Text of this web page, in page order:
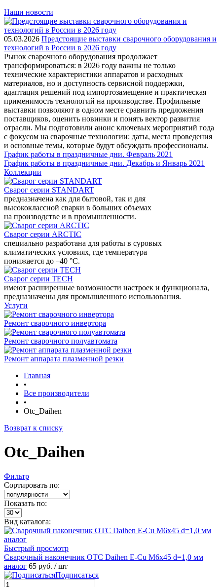
Наши новости
05.03.2026 Предстоящие выставки сварочного оборудования и
технологий в России в 2026 году
Рынок сварочного оборудования продолжает
трансформироваться: в 2026 году важны не только
технические характеристики аппаратов и расходных
материалов, но и доступность сервисной поддержки,
адаптация решений под импортозамещение и практическая
применимость технологий на производстве. Профильные
выставки позволяют в одном месте сравнить предложения
поставщиков, оценить новинки и понять вектор развития
отрасли. Мы подготовили анонс ключевых мероприятий года
с фокусом на сварочные технологии: даты, места проведения
и основные темы, которые будут обсуждать профессионалы.
График работы в праздничные дни. Февраль 2021
График работы в праздничные дни. Декабрь и Январь 2021
Коллекции
Сварог серии STANDART
предназначена как для бытовой, так и для
высококлассной сварки в больших объемах
на производстве и в промышленности.
Сварог серии ARCTIC
специально разработана для работы в суровых
климатических условиях, где температура
понижается до –40 °С.
Сварог серии TECH
имеют расширенные возможности настроек и функционала,
предназначены для промышленного использования.
Услуги
Ремонт сварочного инвертора
Ремонт сварочного полуавтомата
Ремонт аппарата плазменной резки
Главная
•
Все производители
•
Otc_Daihen
Возврат к списку
Otc_Daihen
Фильтр
Сортировать по:
Показать по:
Вид каталога:
Быстрый просмотр
Сварочный наконечник OTC Daihen E-Cu M6x45 d=1,0 мм
аналог 65 руб. / шт
Подписаться